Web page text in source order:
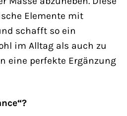
Elemente mit
schafft so ein
im Alltag als auch zu
eine perfekte Ergänzung